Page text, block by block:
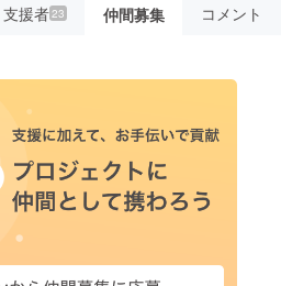
支援者23 仲間募集 コメント